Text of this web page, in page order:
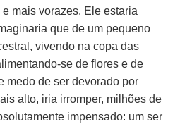
mais vorazes. Ele estaria
que de um pequeno
vivendo na copa das
se de flores e de
medo de ser devorado por
alto, iria irromper, milhões de
impensado: um ser